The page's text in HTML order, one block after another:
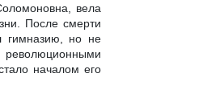
вела
После смерти
гимназию, но не
революционными
началом его